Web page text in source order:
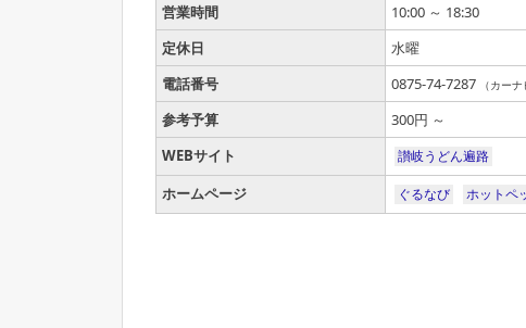
営業時間
10:00 ～ 18:30
定休日
水曜
電話番号
0875-74-7287 （カーナ
参考予算
300円 ～
WEBサイト
讃岐うどん遍路
ホームページ ぐるなび ホットペ